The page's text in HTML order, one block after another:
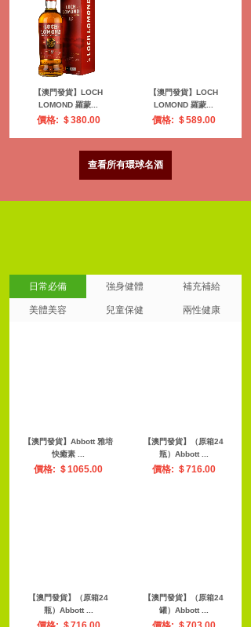
查看所有環球名酒
【澳門發貨】LOCH
LOMOND 羅蒙...
價格: ＄380.00
【澳門發貨】LOCH
LOMOND 羅蒙...
價格: ＄589.00
日常必備 強身健體 補充補給
美體美容 兒童保健 兩性健康
【澳門發貨】Abbott 雅培
快癒素 ...
價格: ＄1065.00
【澳門發貨】（原箱24
瓶）Abbott ...
價格: ＄716.00
【澳門發貨】（原箱24
瓶）Abbott ...
【澳門發貨】（原箱24
罐）Abbott ...